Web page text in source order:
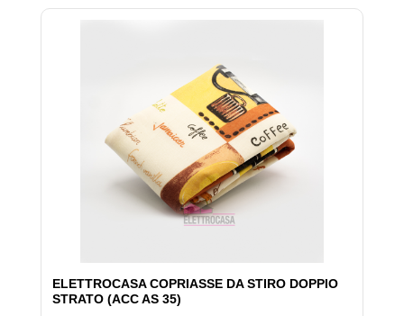
ELETTROCASA COPRIASSE DA STIRO DOPPIO
STRATO (ACC AS 35)